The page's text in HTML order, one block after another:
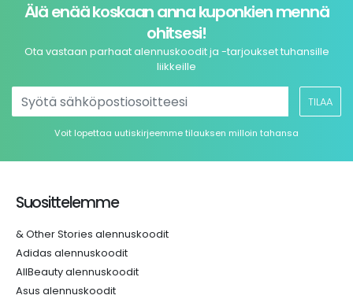
Älä enää koskaan anna kuponkien mennä
ohitsesi!
Ota vastaan parhaat alennuskoodit ja -tarjoukset tuhansille
liikkeille
TILAA
Voit lopettaa uutiskirjeemme tilauksen milloin tahansa
Suosittelemme
& Other Stories alennuskoodit
Adidas alennuskoodit
AllBeauty alennuskoodit
Asus alennuskoodit